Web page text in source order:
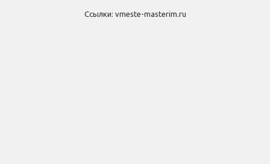
Ссылки: vmeste-masterim.ru